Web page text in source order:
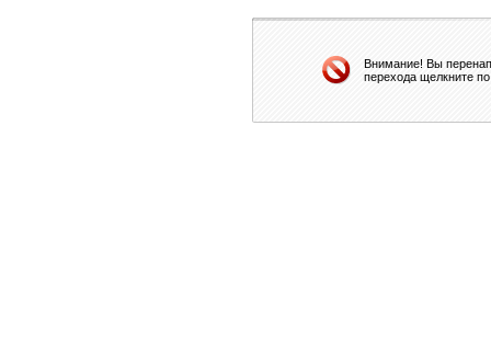
Внимание! Вы
перехода щелкните